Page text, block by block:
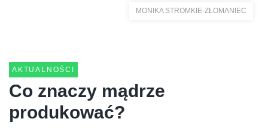
MONIKA STROMKIE-ZŁOMANIEC
AKTUALNOŚCI
Co znaczy mądrze
produkować?